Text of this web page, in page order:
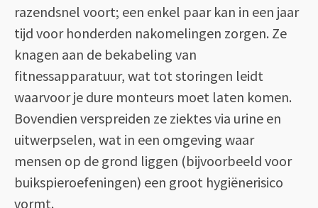
razendsnel voort; een enkel paar kan in een jaar
tijd voor honderden nakomelingen zorgen. Ze
knagen aan de bekabeling van
fitnessapparatuur, wat tot storingen leidt
waarvoor je dure monteurs moet laten komen.
Bovendien verspreiden ze ziektes via urine en
uitwerpselen, wat in een omgeving waar
mensen op de grond liggen (bijvoorbeeld voor
buikspieroefeningen) een groot hygiënerisico
vormt.